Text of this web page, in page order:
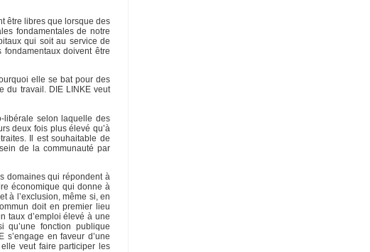
être libres que lorsque des
fondamentales de notre
qui soit au service de
fondamentaux doivent être
elle se bat pour des
du travail. DIE LINKE veut
libérale selon laquelle des
deux fois plus élevé qu’à
Il est souhaitable de
de la communauté par
domaines qui répondent à
économique qui donne à
à l’exclusion, même si, en
doit en premier lieu
taux d’emploi élevé à une
qu’une fonction publique
en faveur d’une
veut faire participer les